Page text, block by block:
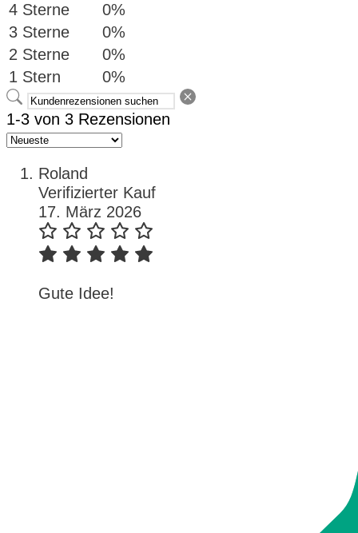
4 Sterne
0%
3 Sterne
0%
2 Sterne
0%
1 Stern
0%
1-3 von 3 Rezensionen
Roland
Verifizierter Kauf
17. März 2026
Gute Idee!